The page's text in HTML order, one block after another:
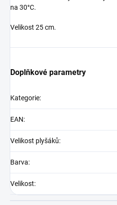
na 30°C.
Velikost 25 cm.
Doplňkové parametry
Kategorie:
EAN:
Velikost plyšáků:
Barva:
Velikost: